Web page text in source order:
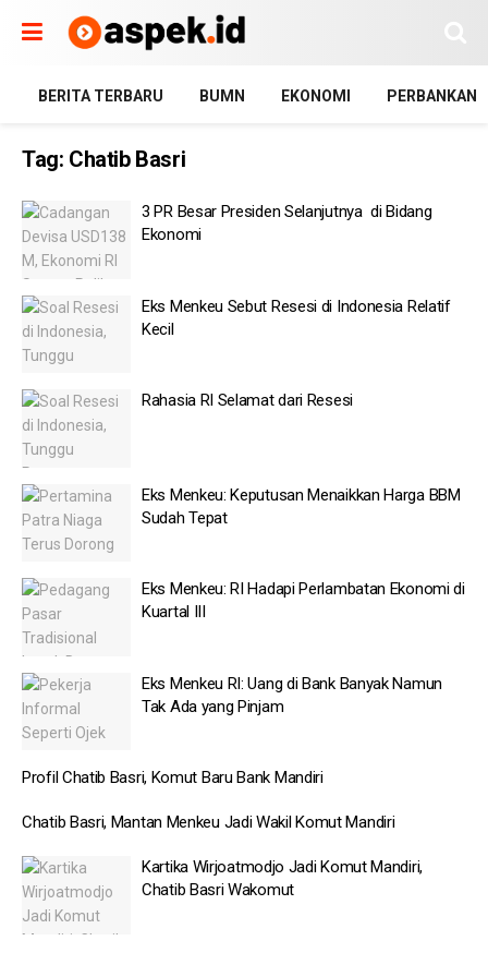
BERITA TERBARU BUMN EKONOMI PERBANKAN
Tag: Chatib Basri
3 PR Besar Presiden Selanjutnya di Bidang
Ekonomi
Eks Menkeu Sebut Resesi di Indonesia Relatif
Kecil
Rahasia RI Selamat dari Resesi
Eks Menkeu: Keputusan Menaikkan Harga BBM
Sudah Tepat
Eks Menkeu: RI Hadapi Perlambatan Ekonomi di
Kuartal III
Eks Menkeu RI: Uang di Bank Banyak Namun
Tak Ada yang Pinjam
Profil Chatib Basri, Komut Baru Bank Mandiri
Chatib Basri, Mantan Menkeu Jadi Wakil Komut Mandiri
Kartika Wirjoatmodjo Jadi Komut Mandiri,
Chatib Basri Wakomut